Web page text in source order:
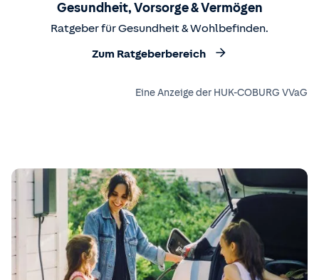
Gesundheit, Vorsorge & Vermögen
Ratgeber für Gesundheit & Wohlbefinden.
Zum Ratgeberbereich
Eine Anzeige der HUK-COBURG VVaG